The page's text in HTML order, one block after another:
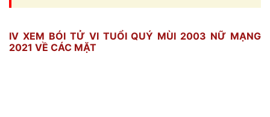
IV XEM BÓI TỬ VI TUỔI QUÝ MÙI 2003 NỮ MẠNG
2021 VỀ CÁC MẶT